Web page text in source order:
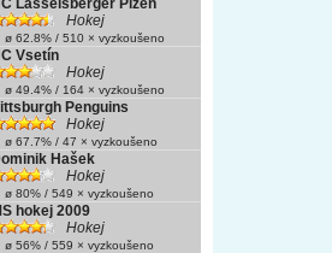
Lasselsberger Plzeň
Hokej
62.8% / 510 × vyzkoušeno
Vsetín
Hokej
49.4% / 164 × vyzkoušeno
Penguins
Hokej
67.7% / 47 × vyzkoušeno
Hašek
Hokej
80% / 549 × vyzkoušeno
hokej 2009
Hokej
56% / 559 × vyzkoušeno